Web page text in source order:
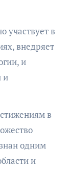
участвует в
внедряет
и
и
в
одним
и